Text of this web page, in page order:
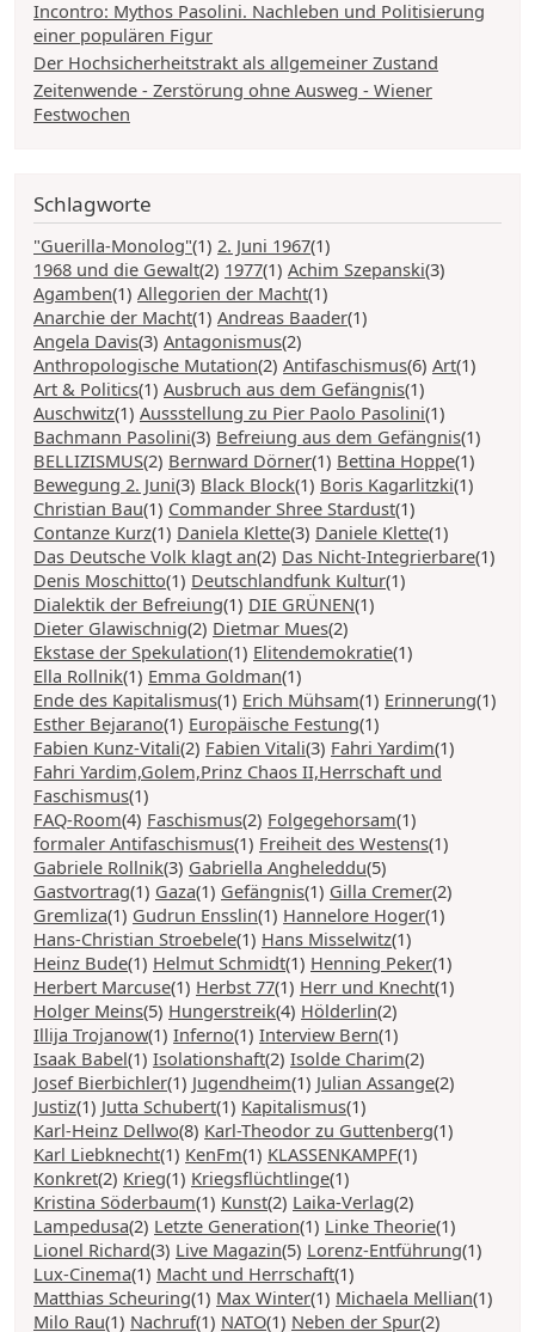
Incontro: Mythos Pasolini. Nachleben und Politisierung
einer populären Figur
Der Hochsicherheitstrakt als allgemeiner Zustand
Zeitenwende - Zerstörung ohne Ausweg - Wiener
Festwochen
Schlagworte
"Guerilla-Monolog"(1) 2. Juni 1967(1)
1968 und die Gewalt(2) 1977(1) Achim Szepanski(3)
Agamben(1) Allegorien der Macht(1)
Anarchie der Macht(1) Andreas Baader(1)
Angela Davis(3) Antagonismus(2)
Anthropologische Mutation(2) Antifaschismus(6) Art(1)
Art & Politics(1) Ausbruch aus dem Gefängnis(1)
Auschwitz(1) Aussstellung zu Pier Paolo Pasolini(1)
Bachmann Pasolini(3) Befreiung aus dem Gefängnis(1)
BELLIZISMUS(2) Bernward Dörner(1) Bettina Hoppe(1)
Bewegung 2. Juni(3) Black Block(1) Boris Kagarlitzki(1)
Christian Bau(1) Commander Shree Stardust(1)
Contanze Kurz(1) Daniela Klette(3) Daniele Klette(1)
Das Deutsche Volk klagt an(2) Das Nicht-Integrierbare(1)
Denis Moschitto(1) Deutschlandfunk Kultur(1)
Dialektik der Befreiung(1) DIE GRÜNEN(1)
Dieter Glawischnig(2) Dietmar Mues(2)
Ekstase der Spekulation(1) Elitendemokratie(1)
Ella Rollnik(1) Emma Goldman(1)
Ende des Kapitalismus(1) Erich Mühsam(1) Erinnerung(1)
Esther Bejarano(1) Europäische Festung(1)
Fabien Kunz-Vitali(2) Fabien Vitali(3) Fahri Yardim(1)
Fahri Yardim,Golem,Prinz Chaos II,Herrschaft und
Faschismus(1)
FAQ-Room(4) Faschismus(2) Folgegehorsam(1)
formaler Antifaschismus(1) Freiheit des Westens(1)
Gabriele Rollnik(3) Gabriella Angheleddu(5)
Gastvortrag(1) Gaza(1) Gefängnis(1) Gilla Cremer(2)
Gremliza(1) Gudrun Ensslin(1) Hannelore Hoger(1)
Hans-Christian Stroebele(1) Hans Misselwitz(1)
Heinz Bude(1) Helmut Schmidt(1) Henning Peker(1)
Herbert Marcuse(1) Herbst 77(1) Herr und Knecht(1)
Holger Meins(5) Hungerstreik(4) Hölderlin(2)
Illija Trojanow(1) Inferno(1) Interview Bern(1)
Isaak Babel(1) Isolationshaft(2) Isolde Charim(2)
Josef Bierbichler(1) Jugendheim(1) Julian Assange(2)
Justiz(1) Jutta Schubert(1) Kapitalismus(1)
Karl-Heinz Dellwo(8) Karl-Theodor zu Guttenberg(1)
Karl Liebknecht(1) KenFm(1) KLASSENKAMPF(1)
Konkret(2) Krieg(1) Kriegsflüchtlinge(1)
Kristina Söderbaum(1) Kunst(2) Laika-Verlag(2)
Lampedusa(2) Letzte Generation(1) Linke Theorie(1)
Lionel Richard(3) Live Magazin(5) Lorenz-Entführung(1)
Lux-Cinema(1) Macht und Herrschaft(1)
Matthias Scheuring(1) Max Winter(1) Michaela Mellian(1)
Milo Rau(1) Nachruf(1) NATO(1) Neben der Spur(2)